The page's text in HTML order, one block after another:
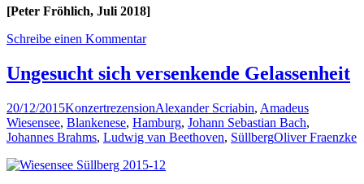
[Peter Fröhlich, Juli 2018]
Schreibe einen Kommentar
Ungesucht sich versenkende Gelassenheit
20/12/2015KonzertrezensionAlexander Scriabin, Amadeus
Wiesensee, Blankenese, Hamburg, Johann Sebastian Bach,
Johannes Brahms, Ludwig van Beethoven, SüllbergOliver Fraenzke